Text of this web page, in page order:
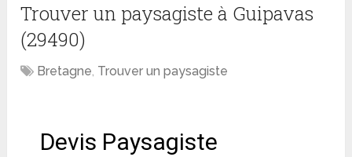
Trouver un paysagiste à Guipavas
(29490)
Bretagne, Trouver un paysagiste
Devis Paysagiste